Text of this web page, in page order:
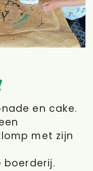
en cake.
met zijn
boerderij.